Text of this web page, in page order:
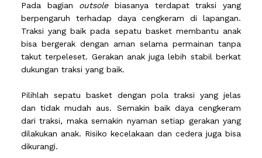
Pada bagian outsolebiasanya terdapat traksi yang
berpengaruh terhadap daya cengkeram di lapangan.
Traksi yang baik pada sepatu basket membantu anak
bisa bergerak dengan aman selama permainan tanpa
takut terpeleset. Gerakan anak juga lebih stabil berkat
dukungan traksi yang baik.
Pilihlah sepatu basket dengan pola traksi yang jelas
dan tidak mudah aus. Semakin baik daya cengkeram
dari traksi, maka semakin nyaman setiap gerakan yang
dilakukan anak. Risiko kecelakaan dan cedera juga bisa
dikurangi.